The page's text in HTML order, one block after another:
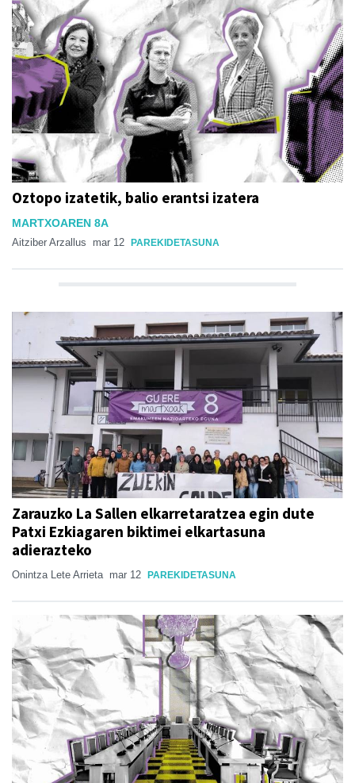
Oztopo izatetik, balio erantsi izatera
MARTXOAREN 8A
Aitziber Arzallus mar 12 PAREKIDETASUNA
Zarauzko La Sallen elkarretaratzea egin dute
Patxi Ezkiagaren biktimei elkartasuna
adierazteko
Onintza Lete Arrieta mar 12 PAREKIDETASUNA